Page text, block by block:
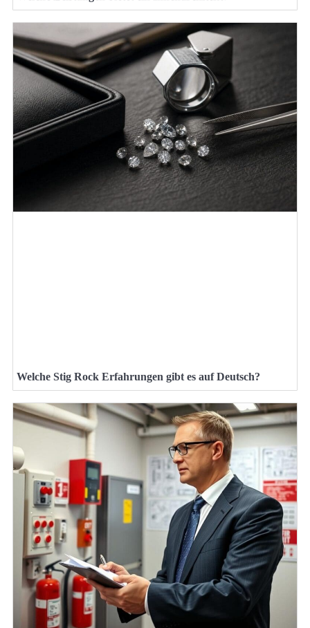
Welche Stig Rock Erfahrungen gibt es auf Deutsch?